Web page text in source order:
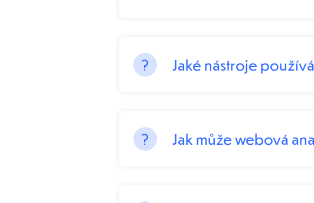
Jaké nástroje
Jak může webová